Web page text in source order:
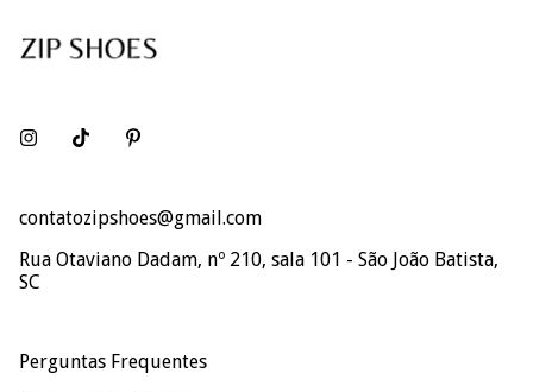
contatozipshoes@gmail.com
Rua Otaviano Dadam, nº 210, sala 101 - São João Batista,
SC
Perguntas Frequentes